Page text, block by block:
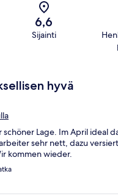
6,6
Sijainti
hyvä
schöner Lage. Im April ideal
sehr nett, dazu
kommen wieder.